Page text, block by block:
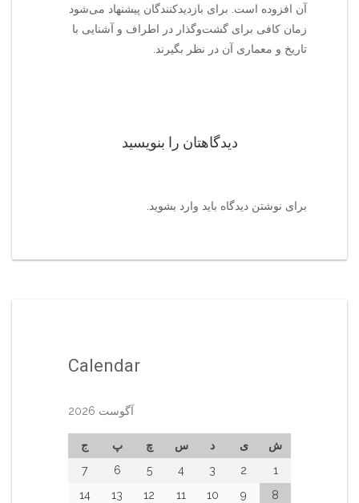
آن افزوده است. برای بازدیدکنندگان پیشنهاد می‌شود
زمان کافی برای گشت‌وگذار در اطراف و آشنایی با
تاریخ و معماری آن در نظر بگیرند.
دیدگاهتان را بنویسید
برای نوشتن دیدگاه باید وارد بشوید
Calendar
آگوست 2026
ش ی د س چ پ
ج
1
2
3
4
5
6
7
8
9
10
11
12
13
14